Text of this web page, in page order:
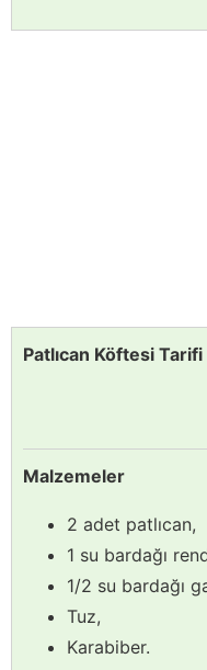
Patlıcan Köftesi Tarifi
Malzemeler
2 adet patlıcan,
1 su bardağı
1/2 su bardağı
Tuz,
Karabiber.